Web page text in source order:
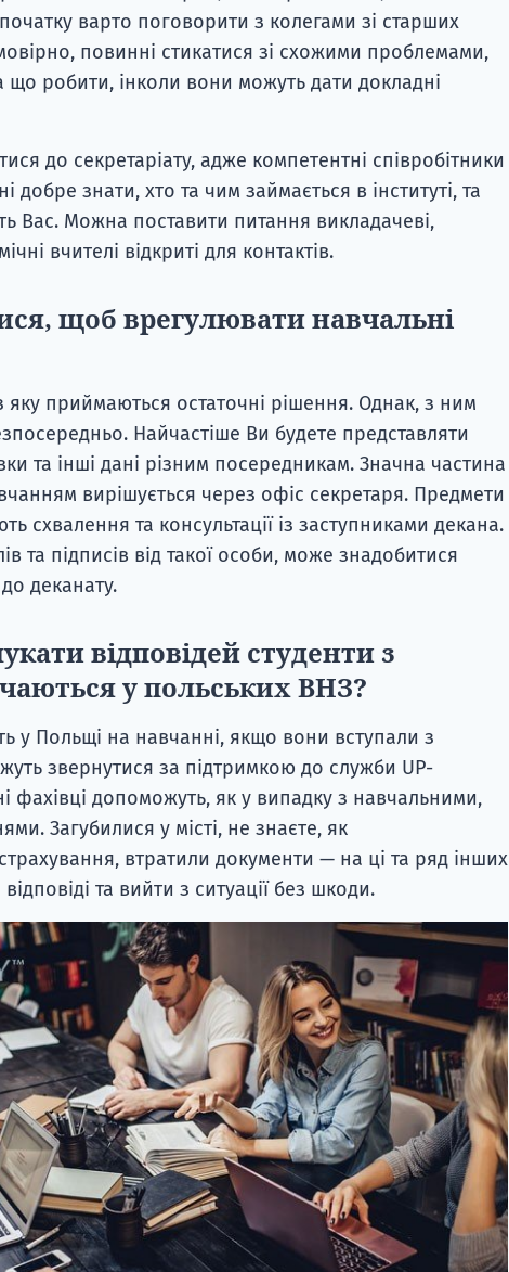
варто поговорити з колегами зі старших
повинні стикатися зі схожими проблемами,
що робити, інколи вони можуть дати докладні
до секретаріату, адже компетентні співробітники
добре знати, хто та чим займається в інституті, та
Вас. Можна поставити питання викладачеві,
вчителі відкриті для контактів.
щоб врегулювати навчальні
приймаються остаточні рішення. Однак, з ним
Найчастіше Ви будете представляти
та інші дані різним посередникам. Значна частина
вирішується через офіс секретаря. Предмети
схвалення та консультації із заступниками декана.
та підписів від такої особи, може знадобитися
деканату.
відповідей студенти з
у польських ВНЗ?
у Польщі на навчанні, якщо вони вступали з
звернутися за підтримкою до служби UP-
фахівці допоможуть, як у випадку з навчальними,
Загубилися у місті, не знаєте, як
втратили документи — на ці та ряд інших
та вийти з ситуації без шкоди.